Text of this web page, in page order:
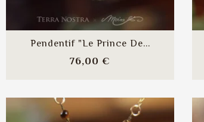
Pendentif "Le Prince De...
76,00 €